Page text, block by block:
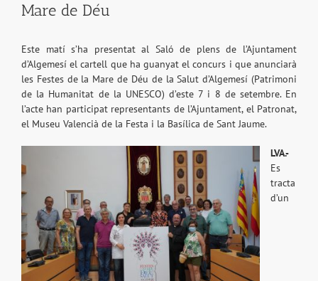
Mare de Déu
Este matí s’ha presentat al Saló de plens de l’Ajuntament
d’Algemesí el cartell que ha guanyat el concurs i que anunciarà
les Festes de la Mare de Déu de la Salut d’Algemesí (Patrimoni
de la Humanitat de la UNESCO) d’este 7 i 8 de setembre. En
l’acte han participat representants de l’Ajuntament, el Patronat,
el Museu Valencià de la Festa i la Basílica de Sant Jaume.
LVA.-
Es
tracta
d’un